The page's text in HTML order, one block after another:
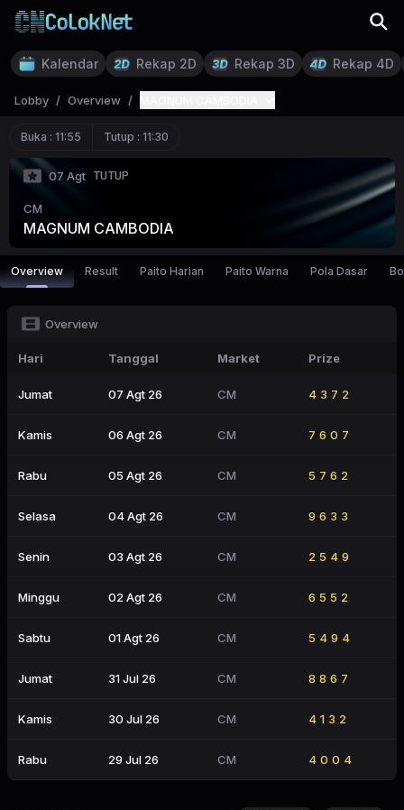
Kalendar Rekap 2D Rekap 3D Rekap 4D
Lobby / Overview /
Buka : 11:55 Tutup : 11:30
07 Agt TUTUP
CM
MAGNUM CAMBODIA
Overview Result Paito Harian Paito Warna Pola Dasar
Overview
Hari Tanggal Market Prize
Jumat 07 Agt 26 CM 4372
Kamis 06 Agt 26 CM 7607
Rabu 05 Agt 26 CM 5762
Selasa 04 Agt 26 CM 9633
Senin 03 Agt 26 CM 2549
Minggu 02 Agt 26 CM 6552
Sabtu 01 Agt 26 CM 5494
Jumat 31 Jul 26 CM 8867
Kamis 30 Jul 26 CM 4132
Rabu 29 Jul 26 CM 4004